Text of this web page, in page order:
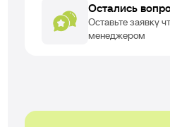
Остались
Оставьте заявку
менеджером